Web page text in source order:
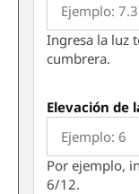
Ingresa la luz
cumbrera.
Elevación de
Por ejemplo,
6/12.